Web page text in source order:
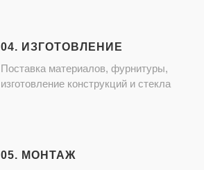
04. ИЗГОТОВЛЕНИЕ
Поставка материалов, фурнитуры,
изготовление конструкций и стекла
05. МОНТАЖ